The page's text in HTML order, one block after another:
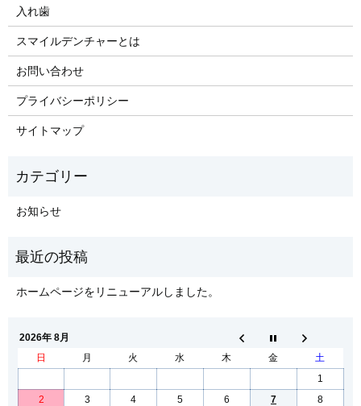
入れ歯
​スマイルデンチャーとは
お問い合わせ
プライバシーポリシー
サイトマップ
お知らせ
ホームページをリニューアルしました。
2026年 8月
日
月 火 水 木 金
土
1
2
3 4 5 6 7 8